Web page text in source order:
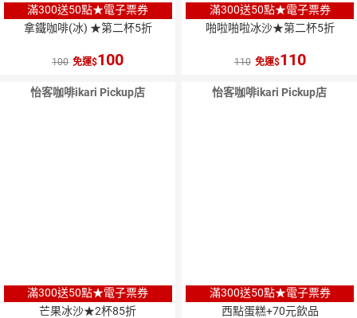
滿300送50點★電子票券
拿鐵咖啡(冰) ★第二杯5折
100 免運 100
滿300送50點★電子票券
啪啦啪啦冰沙★第二杯5折
110 免運 110
怡客咖啡ikari Pickup店
滿300送50點★電子票券
芒果冰沙★2杯85折
怡客咖啡ikari Pickup店
滿300送50點★電子票券
西點蛋糕+70元飲品